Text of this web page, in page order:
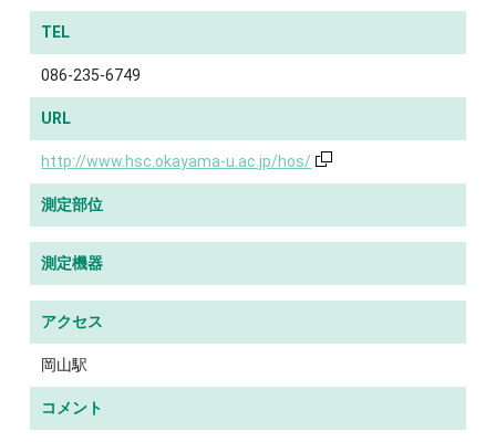
TEL
086-235-6749
URL
http://www.hsc.okayama-u.ac.jp/hos/
測定部位
測定機器
アクセス
岡山駅
コメント